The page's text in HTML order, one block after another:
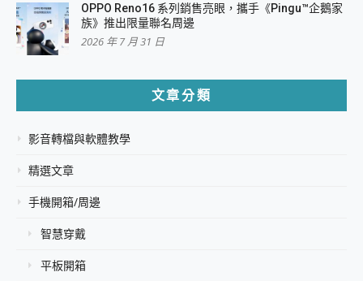
OPPO Reno16 系列銷售亮眼，攜手《Pingu™企鵝家
族》推出限量聯名周邊
2026 年 7 月 31 日
文章分類
影音轉檔與軟體教學
精選文章
手機開箱/周邊
智慧穿戴
平板開箱